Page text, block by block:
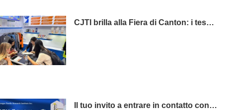
CJTI brilla alla Fiera di Canton: i tessuti funzionali rubano la scena con un'esposizione tecnologica
Il tuo invito a entrare in contatto con l'eccellenza: visita CJTI alla 138a Fiera di Canton